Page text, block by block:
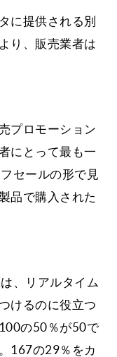
に提供される別
り、販売業者は
プロモーション
にとって最も一
セールの形で見
品で購入された
、リアルタイム
けるのに役立つ
の50％が50で
167の29％をカ